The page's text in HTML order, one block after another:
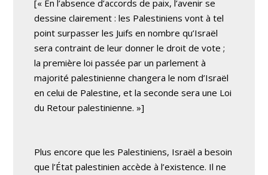
[« En l’absence d’accords de paix, l’avenir se
dessine clairement : les Palestiniens vont à tel
point surpasser les Juifs en nombre qu’Israël
sera contraint de leur donner le droit de vote ;
la première loi passée par un parlement à
majorité palestinienne changera le nom d’Israël
en celui de Palestine, et la seconde sera une Loi
du Retour palestinienne. »]
Plus encore que les Palestiniens, Israël a besoin
que l’État palestinien accède à l’existence. Il ne